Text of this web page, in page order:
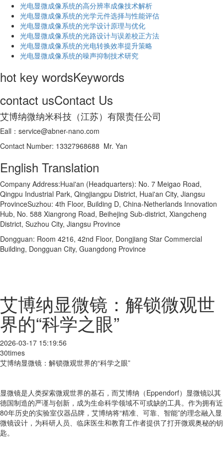
光电显微成像系统的高分辨率成像技术解析
​光电显微成像系统的光学元件选择与性能评估
光电显微成像系统的光学设计原理与优化
光电显微成像系统的光路设计与误差校正方法
光电显微成像系统的光电转换效率提升策略
光电显微成像系统的噪声抑制技术研究
hot key wordsKeywords
contact usContact Us
艾博纳微纳米科技（江苏）有限责任公司
Eall：service@abner-nano.com
Contact Number: 13327968688 Mr. Yan
English Translation
Company Address:Huai'an (Headquarters): No. 7 Meigao Road,
Qingpu Industrial Park, Qingjiangpu District, Huai'an City, Jiangsu
ProvinceSuzhou: 4th Floor, Building D, China-Netherlands Innovation
Hub, No. 588 Xiangrong Road, Beihejing Sub-district, Xiangcheng
District, Suzhou City, Jiangsu Province
Dongguan: Room 4216, 42nd Floor, Dongjiang Star Commercial
Building, Dongguan City, Guangdong Province
艾博纳显微镜：解锁微观世
界的“科学之眼”
2026-03-17 15:19:56
30times
艾博纳显微镜：解锁微观世界的“科学之眼”
显微镜是人类探索微观世界的基石，而艾博纳（Eppendorf）显微镜以其
德国制造的严谨与创新，成为生命科学领域不可或缺的工具。作为拥有近
80年历史的实验室仪器品牌，艾博纳将“精准、可靠、智能”的理念融入显
微镜设计，为科研人员、临床医生和教育工作者提供了打开微观奥秘的钥
匙。